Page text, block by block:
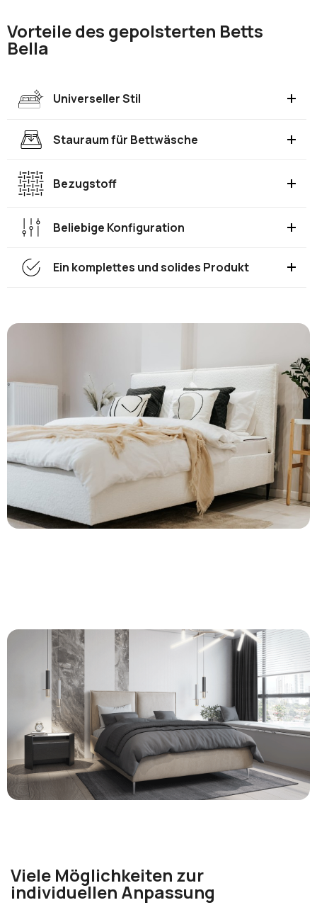
Vorteile des gepolsterten Betts
Bella
Universeller Stil
Stauraum für Bettwäsche
Bezugstoff
Beliebige Konfiguration
Ein komplettes und solides Produkt
Viele Möglichkeiten zur
individuellen Anpassung